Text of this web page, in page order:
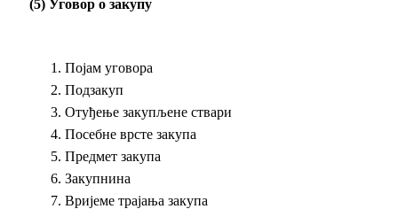
(5) Уговор о закупу
Појам уговора
Подзакуп
Отуђење закупљене ствари
Посебне врсте закупа
Предмет закупа
Закупнина
Вријеме трајања закупа